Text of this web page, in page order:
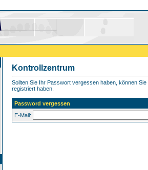
Kontrollzentrum
Sollten Sie Ihr Passwort vergessen haben, können
registriert haben.
Password vergessen
E-Mail: